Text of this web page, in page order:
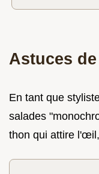
Astuces
En tant que
salades
thon qui attire